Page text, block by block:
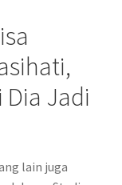
Dia Jadi
lain juga